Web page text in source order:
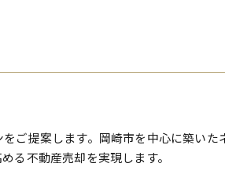
ご提案します。岡崎市を中心に築い
る不動産売却を実現します。